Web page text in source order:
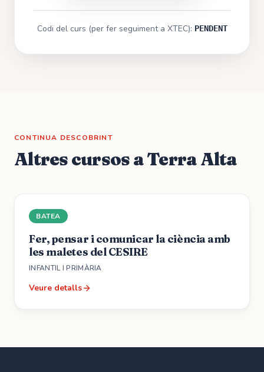
Codi del curs (per fer seguiment a XTEC): PENDENT
CONTINUA DESCOBRINT
Altres cursos aTerra Alta
BATEA
Fer, pensar i comunicar la ciència amb
les maletes del CESIRE
INFANTIL I PRIMÀRIA
Veure detalls